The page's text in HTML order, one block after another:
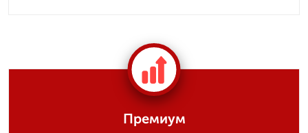
Премиум